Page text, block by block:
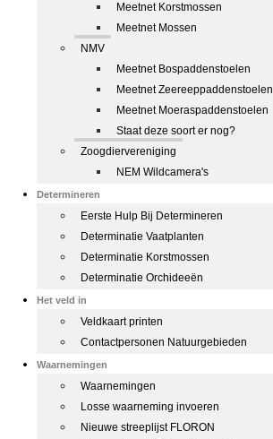
Meetnet Korstmossen
Meetnet Mossen
NMV
Meetnet Bospaddenstoelen
Meetnet Zeereeppaddenstoelen
Meetnet Moeraspaddenstoelen
Staat deze soort er nog?
Zoogdiervereniging
NEM Wildcamera's
Determineren
Eerste Hulp Bij Determineren
Determinatie Vaatplanten
Determinatie Korstmossen
Determinatie Orchideeën
Het veld in
Veldkaart printen
Contactpersonen Natuurgebieden
Waarnemingen
Waarnemingen
Losse waarneming invoeren
Nieuwe streeplijst FLORON